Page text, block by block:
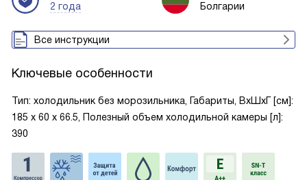
2 года
Болгарии
Все инструкции
Ключевые особенности
Тип: холодильник без морозильника, Габариты, ВxШxГ [см]:
185 х 60 х 66.5, Полезный объем холодильной камеры [л]:
390